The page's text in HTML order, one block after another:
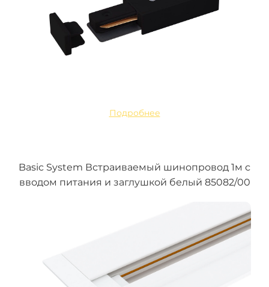
Подробнее
Basic System Встраиваемый шинопровод 1м с
вводом питания и заглушкой белый 85082/00